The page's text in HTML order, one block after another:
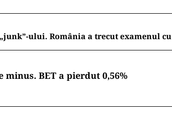
ului. România a trecut examenul cu
minus. BET a pierdut 0,56%